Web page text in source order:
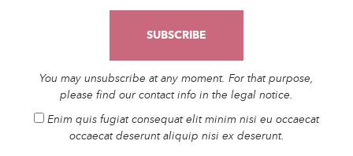
You may unsubscribe at any moment. For that purpose,
please find our contact info in the legal notice.
Enim quis fugiat consequat elit minim nisi eu occaecat
occaecat deserunt aliquip nisi ex deserunt.